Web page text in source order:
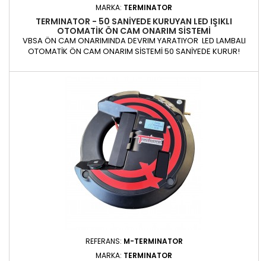
MARKA: TERMINATOR
TERMINATOR - 50 SANIYEDE KURUYAN LED IŞIKLI
OTOMATIK ÖN CAM ONARIM SISTEMI
VBSA ÖN CAM ONARIMINDA DEVRIM YARATIYOR LED LAMBALI
OTOMATİK ÖN CAM ONARIM SİSTEMİ 50 SANİYEDE KURUR!
enjeksiyon işlemidir. O kadar sezgiseldir ki, ön camları günlük
gerçekleştirebilir. Operatörün artık ilerlemesini takip etmek
için darbenin önünde...
REFERANS: M-TERMINATOR
MARKA: TERMINATOR